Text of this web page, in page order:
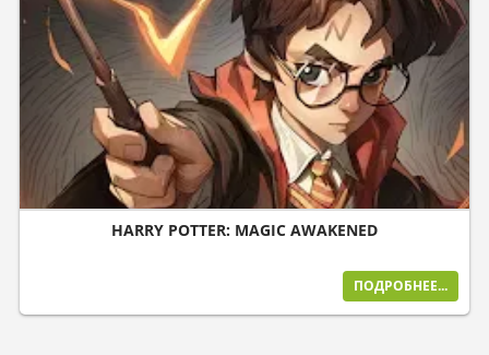
HARRY POTTER: MAGIC AWAKENED
ПОДРОБНЕЕ...